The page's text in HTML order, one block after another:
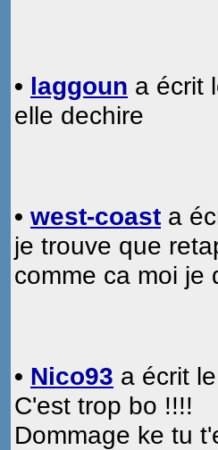
• laggoun a écrit
elle dechire
• west-coast a
je trouve que
comme ca moi je
• Nico93 a écrit
C'est trop bo !!!!
Dommage ke tu